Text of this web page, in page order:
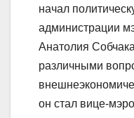
начал
администрации
Анатолия
различными
он стал вице-